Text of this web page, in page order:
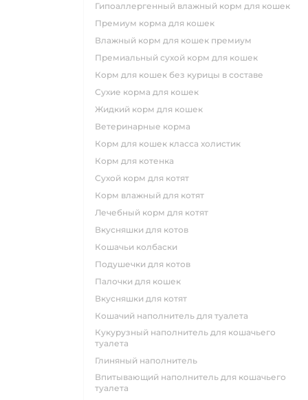
гипоаллергенный влажный корм для кошек
премиум корма для кошек
влажный корм для кошек премиум
премиальный сухой корм для кошек
корм для кошек без курицы в составе
сухие корма для кошек
жидкий корм для кошек
ветеринарные корма
корм для кошек класса холистик
корм для котенка
сухой корм для котят
корм влажный для котят
лечебный корм для котят
вкусняшки для котов
кошачьи колбаски
подушечки для котов
палочки для кошек
вкусняшки для котят
кошачий наполнитель для туалета
кукурузный наполнитель для кошачьего
туалета
глиняный наполнитель
впитывающий наполнитель для кошачьего
туалета